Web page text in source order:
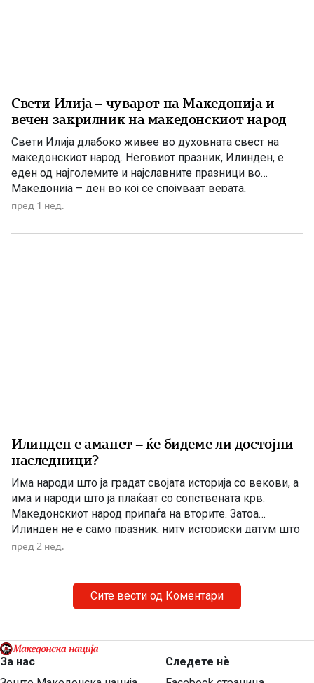
Свети Илија – чуварот на Македонија и
вечен закрилник на македонскиот народ
Свети Илија длабоко живее во духовната свест на
македонскиот народ. Неговиот празник, Илинден, е
еден од најголемите и најславните празници во
Македонија – ден во кој се спојуваат верата,
историјата, борбата за слобода и љубовта кон
Свети Илија како силен заштитник и небесен чувар. Во
пред 1 нед.
Илинден е аманет – ќе бидеме ли достојни
наследници?
Има народи што ја градат својата историја со векови, а
има и народи што ја плаќаат со сопствената крв.
Македонскиот народ припаѓа на вторите. Затоа
Илинден не е само празник, ниту историски датум што
еднаш годишно го одбележуваме со говори, венци и
кога мора да си го поставиме […]
пред 2 нед.
Сите вести од Коментари
За нас
Следете нѐ